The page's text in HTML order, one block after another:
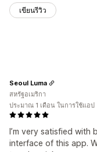
เขียนรีวิว
I’m very satisfied
interface of this app.
Seoul Luma
สหรัฐอเมริกา
ประมาณ 1 เดือน ในการใช้แอป